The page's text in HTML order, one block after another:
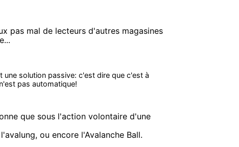
pas mal de lecteurs d'autres magasines
solution passive: c'est dire que c'est à
pas automatique!
que sous l'action volontaire d'une
ou encore l'Avalanche Ball.